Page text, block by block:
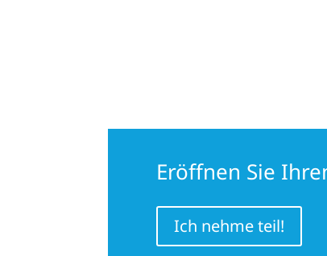
Eröffnen Sie
Ich nehme teil!